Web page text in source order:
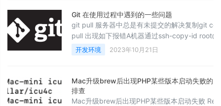
放端口服务器管理开放端口
Git 在使用过程中遇到的一些问题
git pull 服务器中总是有未提交的解决复制git
pull 出现如下报错A机器通过ssh-copy-id
ssh秘钥。但是某天，B机器的密码修改或者机
次ssh IP(B)会报类似如下错误
开发环境 2023年10月21日
Mac升级brew后出现PHP某些版本启动失败的
排查
Mac升级brew后出现PHP某些版本启动失败